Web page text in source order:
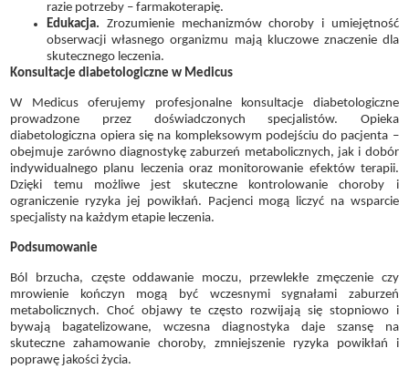
razie potrzeby – farmakoterapię.
Edukacja. Zrozumienie mechanizmów choroby i umiejętność
obserwacji własnego organizmu mają kluczowe znaczenie dla
skutecznego leczenia.
Konsultacje diabetologiczne w Medicus
W Medicus oferujemy profesjonalne konsultacje diabetologiczne
prowadzone przez doświadczonych specjalistów. Opieka
diabetologiczna opiera się na kompleksowym podejściu do pacjenta –
obejmuje zarówno diagnostykę zaburzeń metabolicznych, jak i dobór
indywidualnego planu leczenia oraz monitorowanie efektów terapii.
Dzięki temu możliwe jest skuteczne kontrolowanie choroby i
ograniczenie ryzyka jej powikłań. Pacjenci mogą liczyć na wsparcie
specjalisty na każdym etapie leczenia.
Podsumowanie
Ból brzucha, częste oddawanie moczu, przewlekłe zmęczenie czy
mrowienie kończyn mogą być wczesnymi sygnałami zaburzeń
metabolicznych. Choć objawy te często rozwijają się stopniowo i
bywają bagatelizowane, wczesna diagnostyka daje szansę na
skuteczne zahamowanie choroby, zmniejszenie ryzyka powikłań i
poprawę jakości życia.